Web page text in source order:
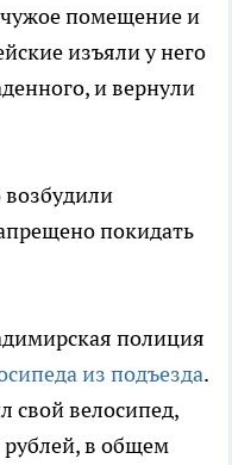
помещение и
изъяли у него
и вернули
покидать
полиция
из подъезда.
свой велосипед,
в общем